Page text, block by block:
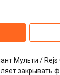
Мульти /
закрывать